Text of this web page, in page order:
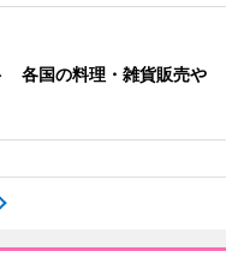
各国の料理・雑貨販売や